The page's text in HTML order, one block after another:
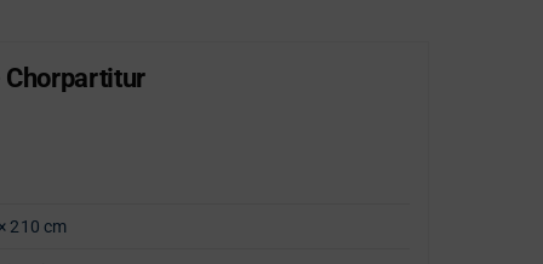
Chorpartitur
210 cm